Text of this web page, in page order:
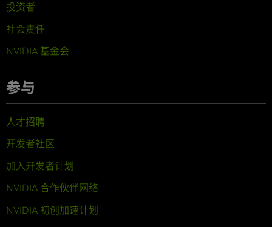
投资者
社会责任
NVIDIA 基金会
参与
人才招聘
开发者社区
加入开发者计划
NVIDIA 合作伙伴网络
NVIDIA 初创加速计划